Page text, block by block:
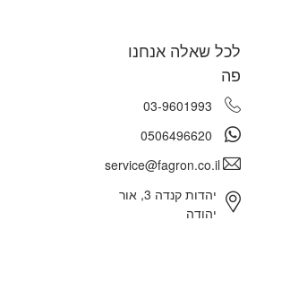
לכל שאלה אנחנו
פה
03-9601993
0506496620
service@fagron.co.il
יהדות קנדה 3, אור
יהודה